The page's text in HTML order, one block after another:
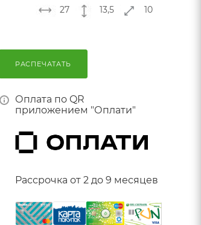
27 13,5 10
РАСПЕЧАТАТЬ
Оплата по QR
приложением "Оплати"
Рассрочка от 2 до 9 месяцев